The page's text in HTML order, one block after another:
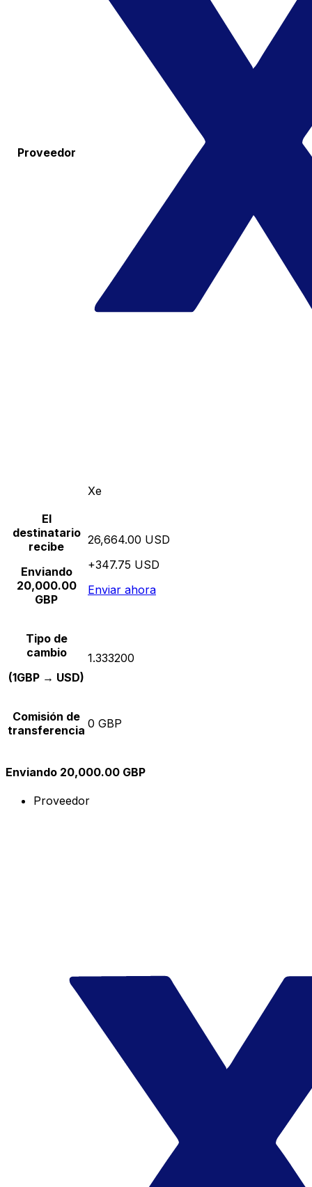
Proveedor
Xe
El
destinatario
recibe
Enviando
20,000.00
GBP
26,664.00 USD
+347.75 USD
Enviar ahora
Tipo de
cambio
(1GBP → USD)
1.333200
Comisión de
transferencia 0 GBP
Enviando 20,000.00 GBP
Proveedor